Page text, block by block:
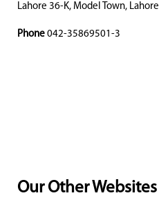
Lahore 36-K, Model Town, Lahore
Phone 042-35869501-3
Our Other Websites